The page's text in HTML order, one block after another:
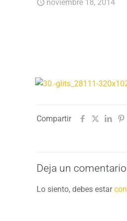
noviembre 18, 2014
Compartir
Deja un comentario
Lo siento, debes estar